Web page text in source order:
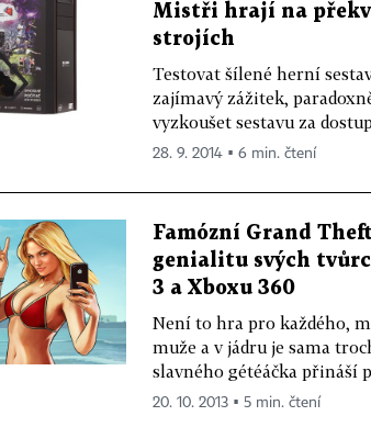
Mistři hrají na
strojích
Testovat šílené herní
zajímavý zážitek,
vyzkoušet sestavu za
28. 9. 2014 ▪ 6 min. čtení
Famózní Grand
genialitu svých
3 a Xboxu 360
Není to hra pro každého,
muže a v jádru je sama
slavného gétéáčka přináší
20. 10. 2013 ▪ 5 min. čtení